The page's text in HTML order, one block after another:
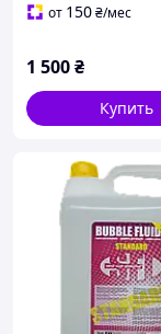
от 150₴/мес
1 500₴
Купить